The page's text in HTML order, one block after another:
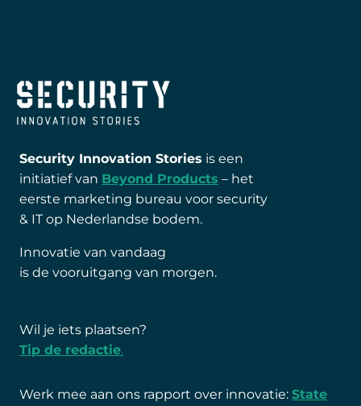
OF
KLEIN
OOK”
Security Innovation Stories is een
initiatief van Beyond Products – het
eerste marketing bureau voor security
& IT op Nederlandse bodem.
Innovatie van vandaag
is de vooruitgang van morgen.
Wil je iets plaatsen?
Tip de redactie.
Werk mee aan ons rapport over innovatie: State